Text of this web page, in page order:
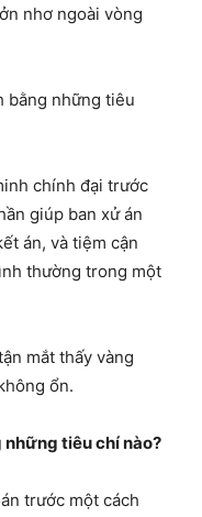
nhơ ngoài vòng
bằng những tiêu
chính đại trước
giúp ban xử án
án, và tiệm cận
thường trong một
mắt thấy vàng
ổn.
những tiêu chí nào?
trước một cách